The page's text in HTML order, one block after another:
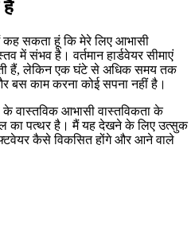
को पसंद करता हूं, यही वजह है कि मैं
अब इस्तेमाल करूंगा।
है
में संभव है। वर्तमान हार्डवेयर सीमाएं
हैं, लेकिन एक घंटे से अधिक समय तक
बस काम करना कोई सपना नहीं है।
का पत्थर है। मैं यह देखने के लिए उत्सुक
कैसे विकसित होंगे और आने वाले